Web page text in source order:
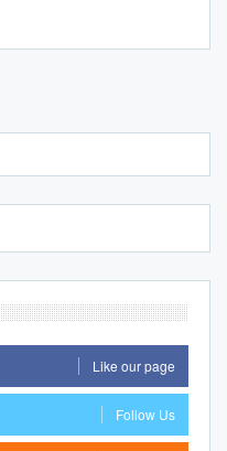
Like our page
Follow Us